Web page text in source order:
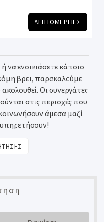
ΛΕΠΤΟΜΕΡΕΙΕΣ
να ενοικιάσετε κάποιο
βρει, παρακαλούμε
Οι συνεργάτες
στις περιοχές που
άμεσα μαζί